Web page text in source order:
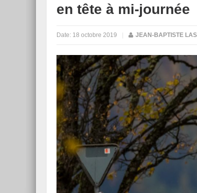
en tête à mi-journée
Date: 18 octobre 2019 JEAN-BAPTISTE